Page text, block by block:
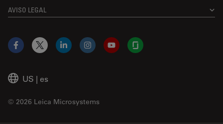
AVISO LEGAL
US | es
© 2026 Leica Microsystems
Facebook
X LinkedInInstagramYouTubeGlassdoor